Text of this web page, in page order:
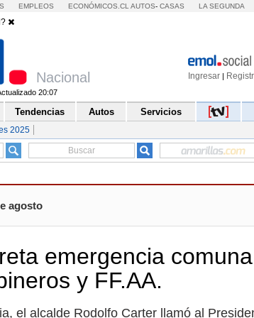
EMPLEOS ECONÓMICOS.CL AUTOS- CASAS LA SEGUNDA
Ingresar |
Nacional
20:07
Tendencias Autos Servicios
2025
agosto
emergencia
y FF.AA.
el alcalde Rodolfo Carter llamó al